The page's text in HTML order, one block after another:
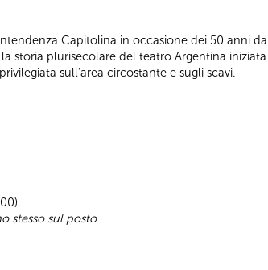
Capitolina in occasione dei 50 anni
storia plurisecolare del teatro Argentina
sull’area circostante e sugli scavi.
stesso sul posto